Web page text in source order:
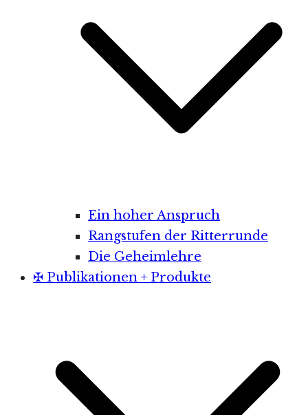
Ein hoher Anspruch
Rangstufen der Ritterrunde
Die Geheimlehre
✠ Publikationen + Produkte